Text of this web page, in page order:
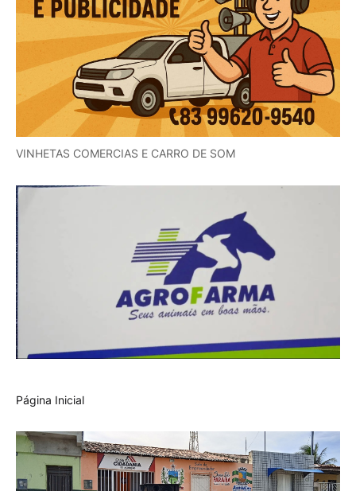
VINHETAS COMERCIAS E CARRO DE SOM
Página Inicial